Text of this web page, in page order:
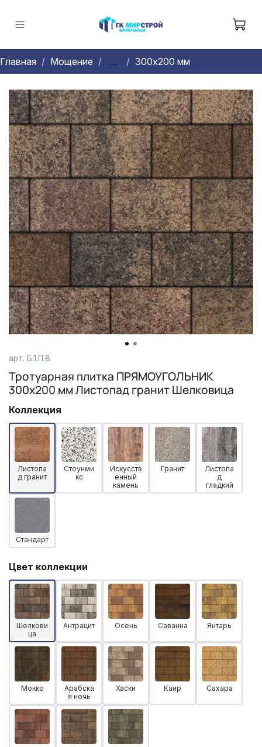
Главная Мощение ... 300х200 мм
арт. Б.1.П.8
Тротуарная плитка ПРЯМОУГОЛЬНИК
300х200 мм Листопад гранит Шелковица
Коллекция
Листопа
д гранит
Стоунми
кс
Искусств
енный
камень
Гранит
Листопа
д
гладкий
Стандарт
Цвет коллекции
Шелкови
ца
Антрацит Осень Саванна Янтарь
Мокко
Арабска
я ночь
Хаски Каир Сахара